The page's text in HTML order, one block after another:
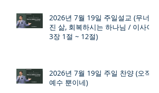
2026년 7월 19일 주일설교 (무너
진 삶, 회복하시는 하나님 / 이사야
3장 1절 ~ 12절)
2026년 7월 19일 주일 찬양 (오직
예수 뿐이네)